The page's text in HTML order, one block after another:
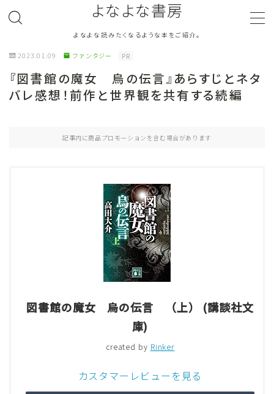
よなよな書房
よなよな読みたくなるような本をご紹介。
ジャンル Genre
Evaluation
読書をより楽しむ Good Reading
2023.01.09 ファンタジー PR
『図書館の魔女 烏の伝言』あらすじとネタ
バレ感想！前作と世界観を共有する続編
記事内に商品プロモーションを含む場合があります
図書館の魔女 烏の伝言 （上） (講談社文
庫)
created by Rinker
カスタマーレビューを見る